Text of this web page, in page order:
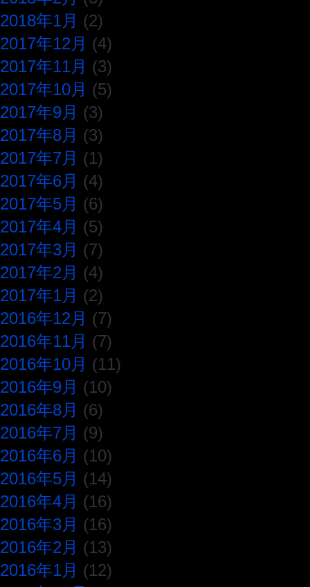
2018年1月 (2)
2017年12月 (4)
2017年11月 (3)
2017年10月 (5)
2017年9月 (3)
2017年8月 (3)
2017年7月 (1)
2017年6月 (4)
2017年5月 (6)
2017年4月 (5)
2017年3月 (7)
2017年2月 (4)
2017年1月 (2)
2016年12月 (7)
2016年11月 (7)
2016年10月 (11)
2016年9月 (10)
2016年8月 (6)
2016年7月 (9)
2016年6月 (10)
2016年5月 (14)
2016年4月 (16)
2016年3月 (16)
2016年2月 (13)
2016年1月 (12)